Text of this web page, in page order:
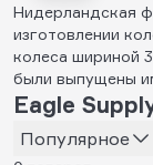
Нидерландская
изготовлении
колеса шириной
были выпущены
Eagle
Популярное